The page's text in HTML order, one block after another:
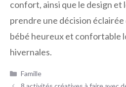
confort, ainsi que le design et
prendre une décision
bébé heureux et confortable
hivernales.
Catégories
Famille